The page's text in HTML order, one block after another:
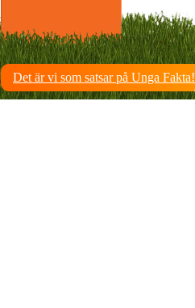
Det är vi som satsar på Unga Fakta!